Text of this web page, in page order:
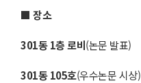
■ 장소
301동1층 로비(논문 발표)
301동105호(우수논문 시상)